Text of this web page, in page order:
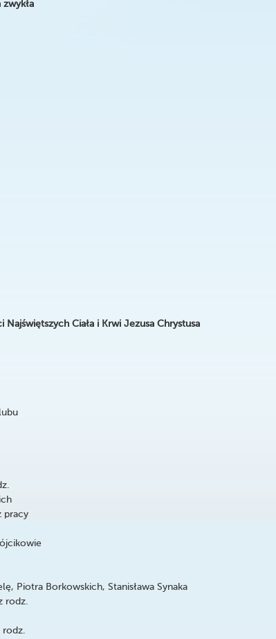
zwykła
Ciała i Krwi Jezusa Chrystusa
pracy
Piotra Borkowskich, Stanisława Synaka
rodz.